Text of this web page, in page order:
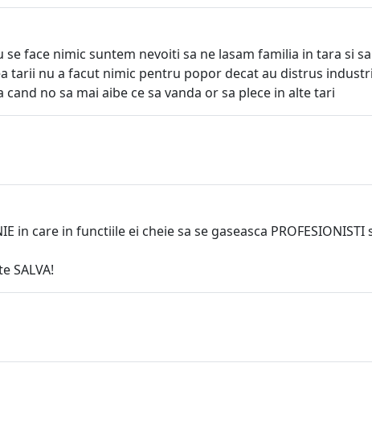
face nimic suntem nevoiti sa ne lasam familia in tara si
tarii nu a facut nimic pentru popor decat au distrus
no sa mai aibe ce sa vanda or sa plece in alte tari
in care in functiile ei cheie sa se gaseasca PROFESIONISTI
SALVA!